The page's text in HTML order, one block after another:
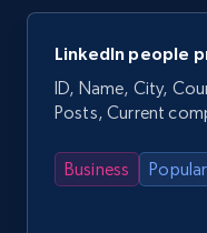
LinkedIn people
ID, Name, City,
Posts, Current
Business Popular